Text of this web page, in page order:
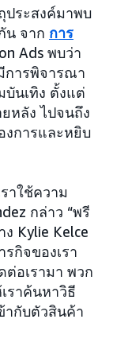
ประสงค์มาพบ
น จาก การ
Ads พบว่า
การพิจารณา
นเทิง ตั้งแต่
หลัง ไปจนถึง
งการและหยิบ
าใช้ความ
กล่าว “พรี
Kylie Kelce
กิจของเรา
ต่อเรามา พวก
ราค้นหาวิธี
ากับตัวสินค้า